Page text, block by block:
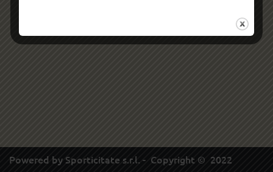
Powered by Sporticitate s.r.l. - Copyright © 2022